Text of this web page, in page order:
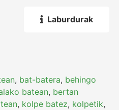
Laburdurak
, bat-batera, behingo
batean, bertan
, kolpe batez, kolpetik,